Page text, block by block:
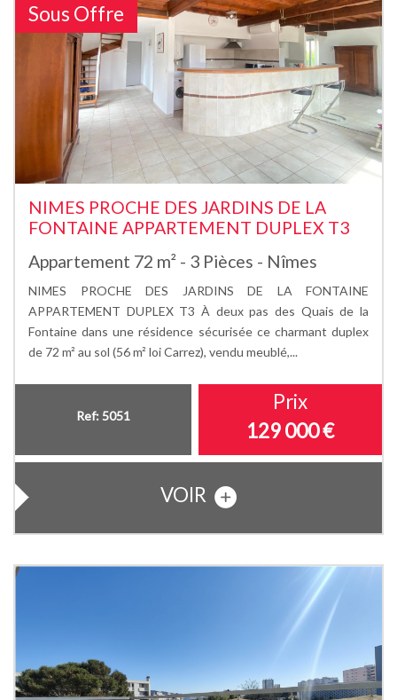
Sous Offre
NIMES PROCHE DES JARDINS DE LA
FONTAINE APPARTEMENT DUPLEX T3
Appartement 72 m² - 3 Pièces - Nîmes
NIMES PROCHE DES JARDINS DE LA FONTAINE
APPARTEMENT DUPLEX T3 À deux pas des Quais de la
Fontaine dans une résidence sécurisée ce charmant duplex
de 72 m² au sol (56 m² loi Carrez), vendu meublé,...
Ref: 5051
Prix
129 000€
VOIR